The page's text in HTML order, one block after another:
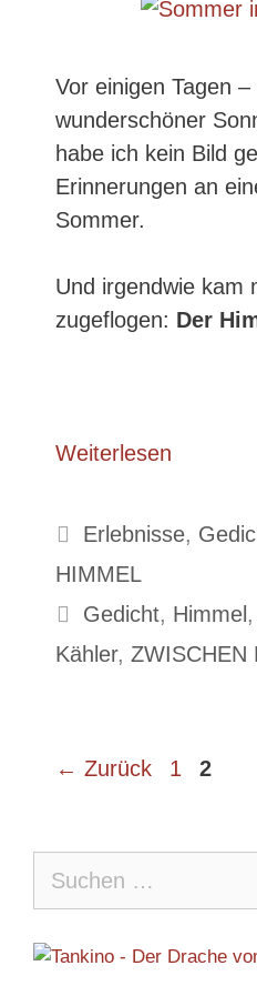
Vor einigen Tagen –
wunderschöner
habe ich kein Bild
Erinnerungen an
Sommer.
Und irgendwie kam
zugeflogen: Der
Weiterlesen
Kategorien
Erlebnisse,
HIMMEL
Schlagwörter
Gedicht, Himmel ,
Kähler, ZWISCHEN
← Zurück Seite
1 Seite
2
nach: